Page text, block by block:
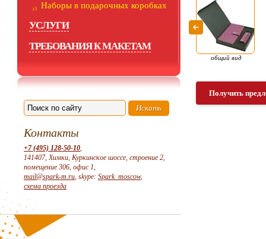
Наборы в подарочных коробках
УСЛУГИ
ТРЕБОВАНИЯ К МАКЕТАМ
Контакты
+7 (495) 128-50-10,
141407, Химки, Куркинское шоссе, строение 2,
помещение 306, офис 1,
mail@spark-m.ru, skype: Spark_moscow,
схема проезда
общий вид
Получить